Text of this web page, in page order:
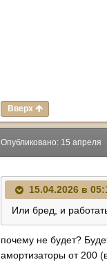
Вверх
Опубликовано: 15 апреля
15.04.2026 в
Или бред, и
почему не будет?
амортизаторы от 200